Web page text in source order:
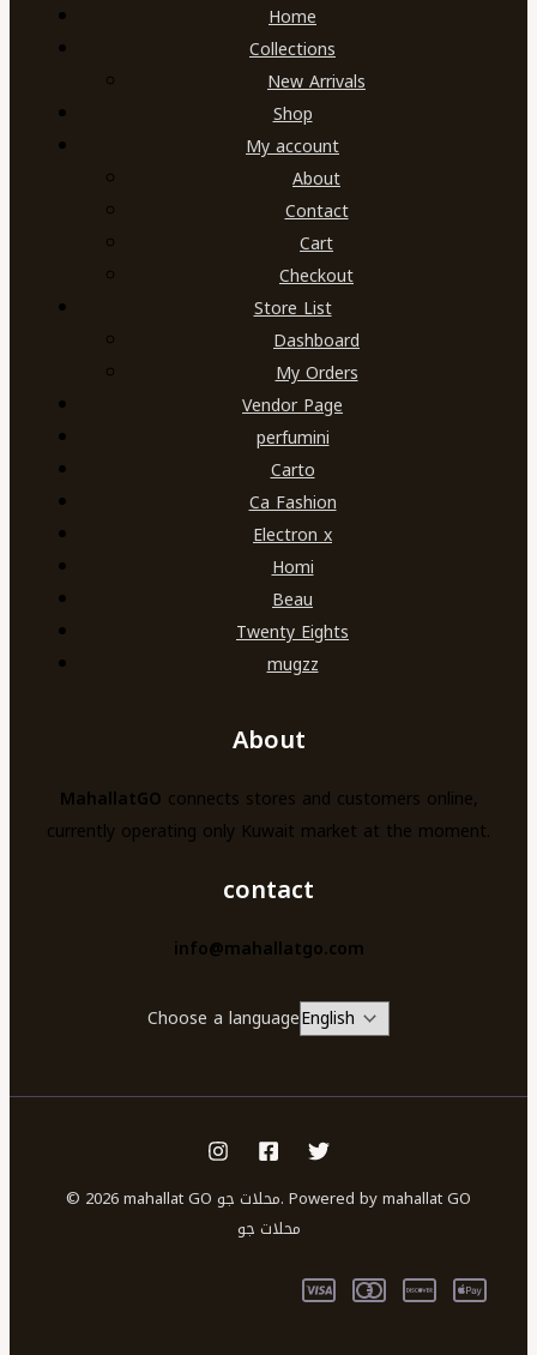
Home
Collections
New Arrivals
Shop
My account
About
Contact
Cart
Checkout
Store List
Dashboard
My Orders
Vendor Page
perfumini
Carto
Ca Fashion
Electron x
Homi
Beau
Twenty Eights
mugzz
About
MahallatGO connects stores and customers online,
currently operating only Kuwait market at the moment.
contact
info@mahallatgo.com
Choose a language
© 2026 mahallat GO محلات جو. Powered by mahallat GO
محلات جو